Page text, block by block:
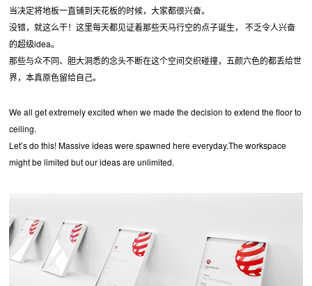
当决定将地板一直铺到天花板的时候，大家都很兴奋。
没错，就这么干！这里每天都见证着那些天马行空的点子诞生， 不乏令人兴奋
的超级idea。
那些与众不同、胆大洞悉的念头不断在这个空间交织碰撞，五颜六色的都丢给世
界，本真原色留给自己。
We all get extremely excited when we made the decision to extend the floor to
ceiling.
Let’s do this! Massive ideas were spawned here everyday.The workspace
might be limited but our ideas are unlimited.